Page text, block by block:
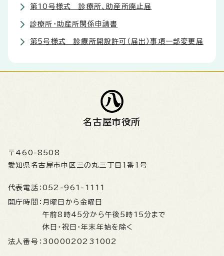
第10号様式 診療所、助産所廃止届
診療所・助産所関係申請書
第5号様式 診療所開設許可（届出）事項一部変更届
名古屋市役所
〒460-8508
愛知県名古屋市中区三の丸三丁目1番1号
代表電話： 052-961-1111
開庁時間： 月曜日から金曜日
午前8時45分から午後5時15分まで
休日・祝日・年末年始を除く
法人番号： 3000020231002